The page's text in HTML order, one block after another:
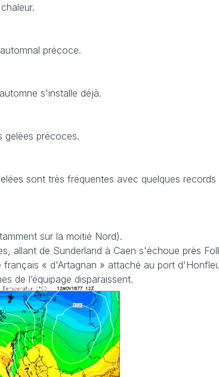
précoce.
s'installe déjà.
gelées précoces.
sont très fréquentes avec quelques
sur la moitié Nord).
allant de Sunderland à Caen s'échoue près
français « d'Artagnan » attaché au port
de l’équipage disparaissent.